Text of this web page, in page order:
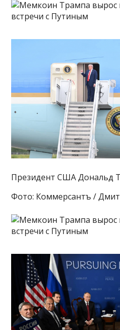
Президент США Дональд
Фото: Коммерсантъ /